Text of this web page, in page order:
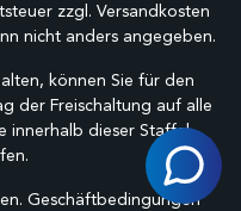
zzgl. Versandkosten
nicht anders angegeben.
können Sie für den
der Freischaltung auf alle
innerhalb dieser Staffel
Geschäftbedingungen